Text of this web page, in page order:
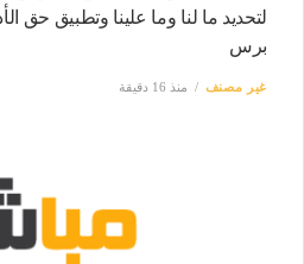
لتحديد ما لنا وما علينا وتطبيق حق
برس
غير مصنف منذ 16 دقيقة